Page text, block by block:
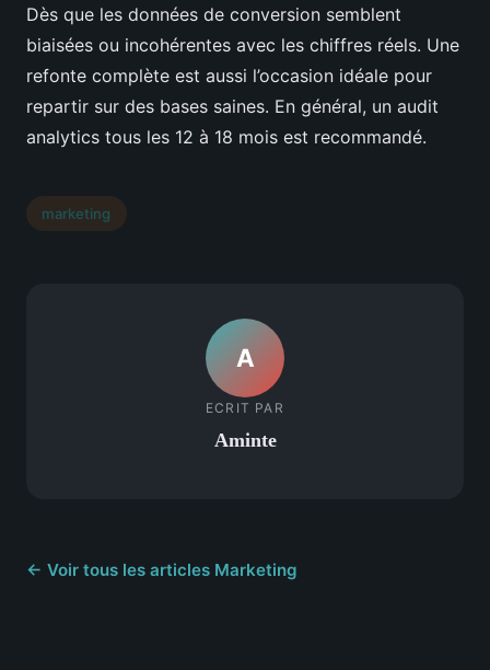
Dès que les données de conversion semblent
biaisées ou incohérentes avec les chiffres réels. Une
refonte complète est aussi l’occasion idéale pour
repartir sur des bases saines. En général, un audit
analytics tous les 12 à 18 mois est recommandé.
marketing
A
ECRIT PAR
Aminte
← Voir tous les articles Marketing